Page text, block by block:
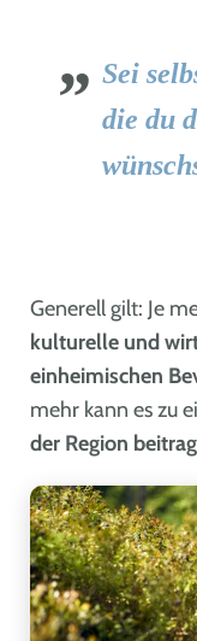
Sei
die du
Generell gilt: Je
kulturelle und
einheimischen
mehr kann es zu
der Region